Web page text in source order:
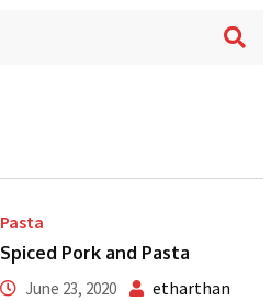
Pasta
Spiced Pork and Pasta
June 23, 2020 etharthan